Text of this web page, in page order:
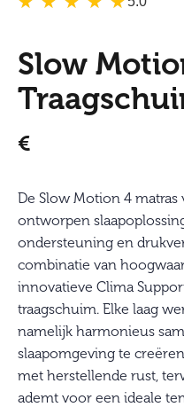
Slow
€
De Slow Motion 4
ontworpen
ondersteuning en
combinatie van
innovatieve Clima
traagschuim. Elke laag
namelijk harmonieus
slaapomgeving te
met herstellende rust,
ademt voor een ideale